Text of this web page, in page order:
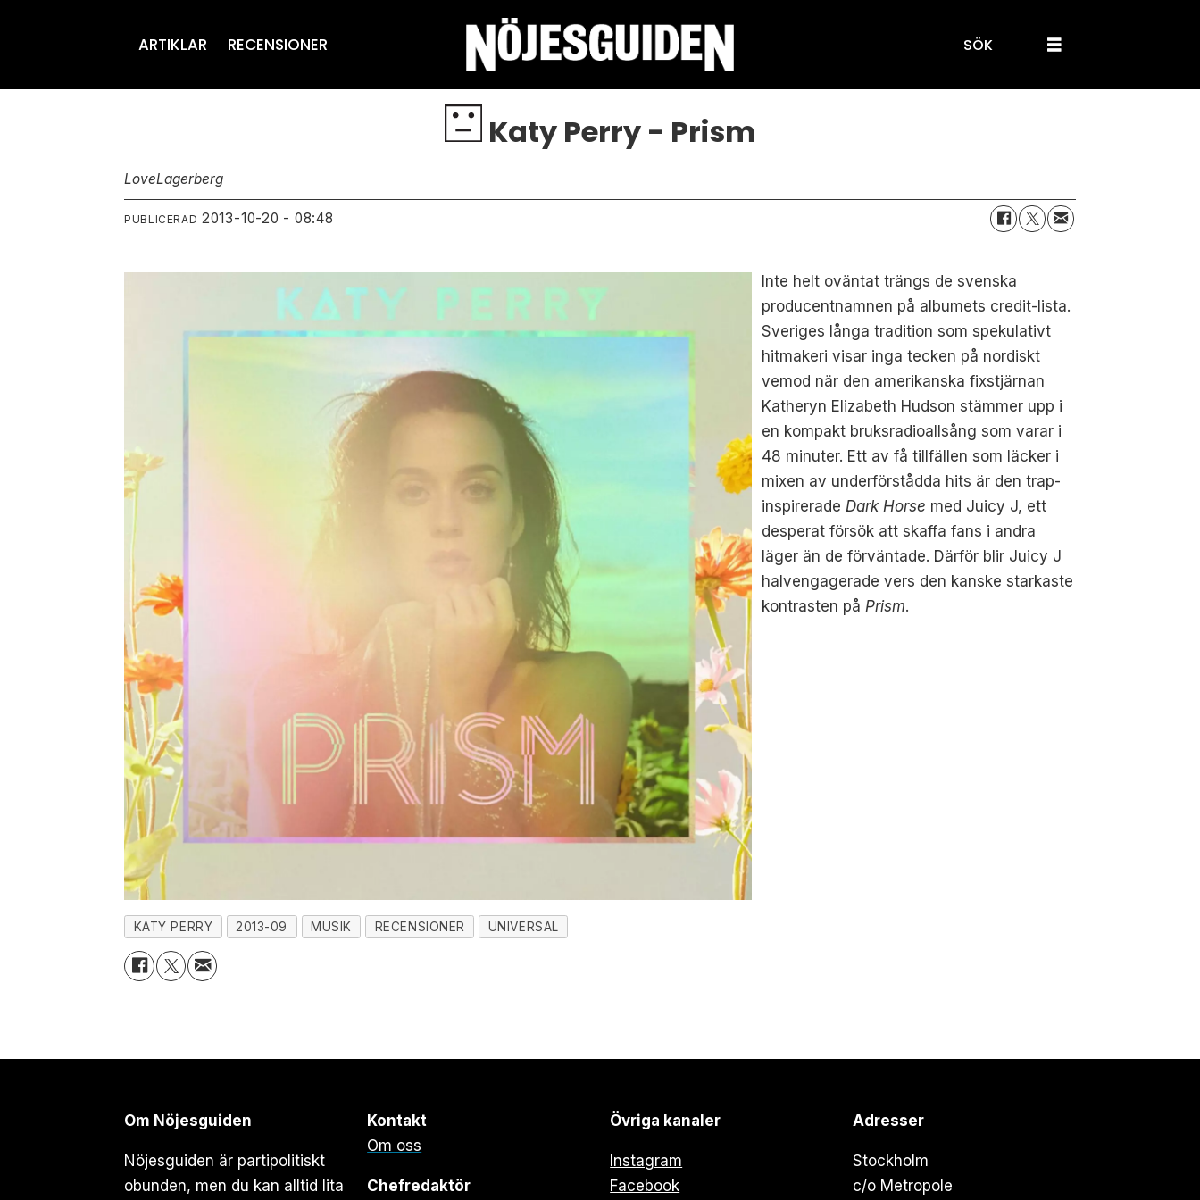
ARTIKLAR RECENSIONER SÖK
Katy Perry - Prism
LoveLagerberg
PUBLICERAD 2013-10-20 - 08:48
Inte helt oväntat trängs de svenska
producentnamnen på albumets credit-lista.
Sveriges långa tradition som spekulativt
hitmakeri visar inga tecken på nordiskt
vemod när den amerikanska fixstjärnan
Katheryn Elizabeth Hudson stämmer upp i
en kompakt bruksradioallsång som varar i
48 minuter. Ett av få tillfällen som läcker i
mixen av underförstådda hits är den trap-
inspirerade Dark Horse med Juicy J, ett
desperat försök att skaffa fans i andra
läger än de förväntade. Därför blir Juicy J
halvengagerade vers den kanske starkaste
kontrasten på Prism.
KATY PERRY 2013-09 MUSIK RECENSIONER UNIVERSAL
Om Nöjesguiden
Nöjesguiden är partipolitiskt
obunden, men du kan alltid lita
Kontakt
Om oss
Chefredaktör
Övriga kanaler
Instagram
Facebook
Adresser
Stockholm
c/o Metropole